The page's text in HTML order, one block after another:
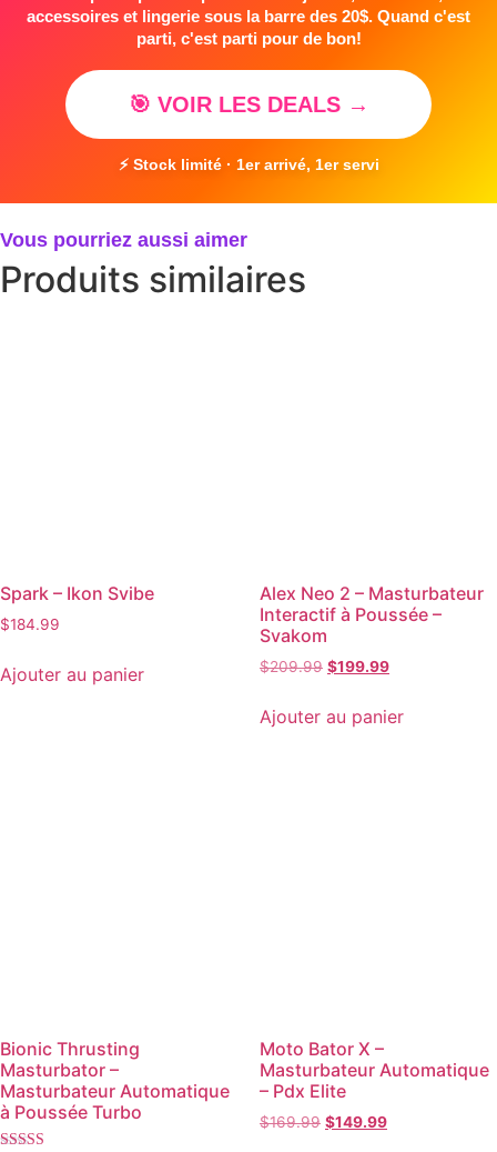
accessoires et lingerie sous la barre des 20$. Quand c'est
parti, c'est parti pour de bon!
🎯 VOIR LES DEALS →
⚡ Stock limité · 1er arrivé, 1er servi
Vous pourriez aussi aimer
Produits similaires
Spark – Ikon Svibe
$184.99
Ajouter au panier
Alex Neo 2 – Masturbateur
Interactif à Poussée –
Svakom
$209.99 $199.99
Ajouter au panier
Bionic Thrusting
Masturbator –
Masturbateur Automatique
à Poussée Turbo
Moto Bator X –
Masturbateur Automatique
– Pdx Elite
$169.99 $149.99